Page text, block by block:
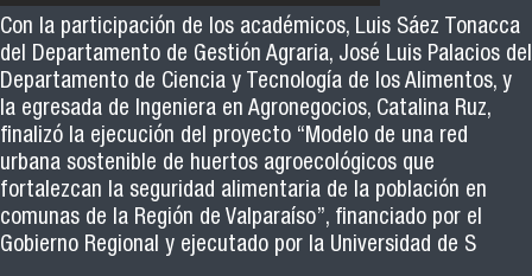
Con la participación de los académicos, Luis Sáez Tonacca
del Departamento de Gestión Agraria, José Luis Palacios del
Departamento de Ciencia y Tecnología de los Alimentos, y
la egresada de Ingeniera en Agronegocios, Catalina Ruz,
finalizó la ejecución del proyecto “Modelo de una red
urbana sostenible de huertos agroecológicos que
fortalezcan la seguridad alimentaria de la población en
comunas de la Región de Valparaíso”, financiado por el
Gobierno Regional y ejecutado por la Universidad de S